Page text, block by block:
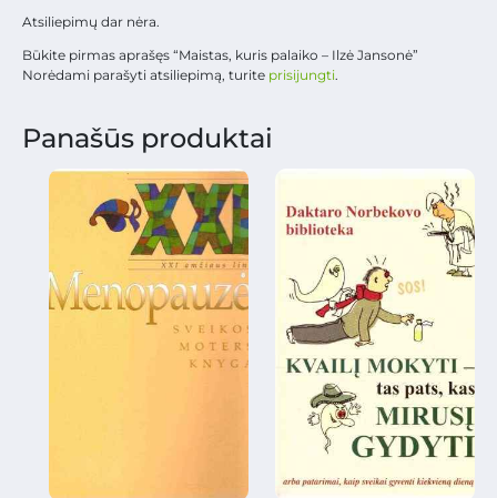
Atsiliepimų dar nėra.
Būkite pirmas aprašęs “Maistas, kuris palaiko – Ilzė Jansonė”
Norėdami parašyti atsiliepimą, turite prisijungti.
Panašūs produktai